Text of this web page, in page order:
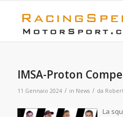
IMSA-Proton
11 Gennaio 2024 / in News / da
La